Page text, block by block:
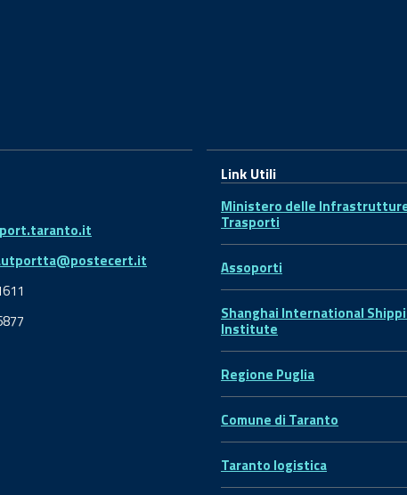
Link Utili
Ministero delle
Trasporti
Assoporti
Shanghai International
Institute
Regione Puglia
Comune di Taranto
Taranto logistica